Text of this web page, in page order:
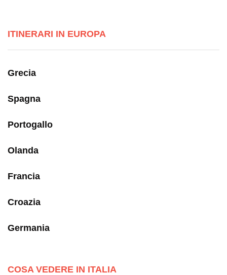
ITINERARI IN EUROPA
Grecia
Spagna
Portogallo
Olanda
Francia
Croazia
Germania
COSA VEDERE IN ITALIA